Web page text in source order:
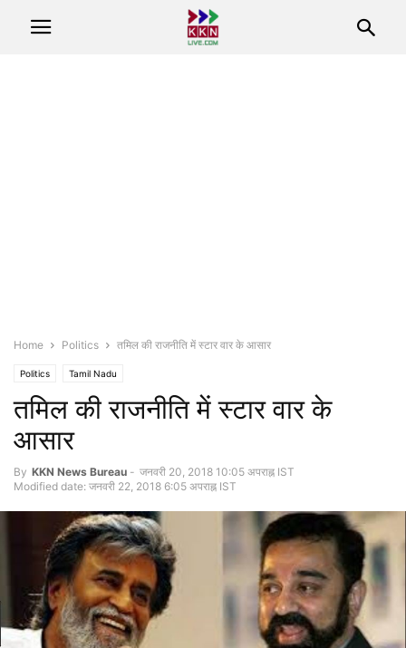
Home Politics तमिल की राजनीति में स्टार वार के आसार
Politics Tamil Nadu
तमिल की राजनीति में स्टार वार के
आसार
By KKN News Bureau - जनवरी 20, 2018 10:05 अपराह्न IST
Modified date: जनवरी 22, 2018 6:05 अपराह्न IST